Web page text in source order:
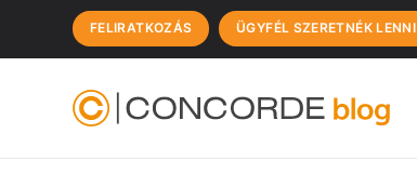
FELIRATKOZÁS ÜGYFÉL SZERETNÉK LENNI